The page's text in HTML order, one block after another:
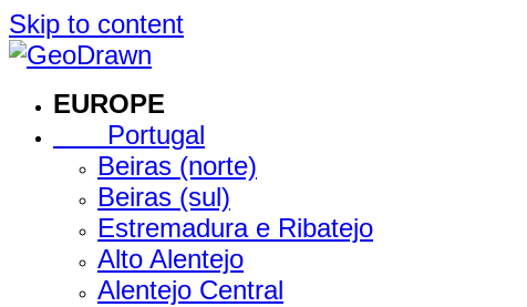
Skip to content
EUROPE
Portugal
Beiras (norte)
Beiras (sul)
Estremadura e Ribatejo
Alto Alentejo
Alentejo Central